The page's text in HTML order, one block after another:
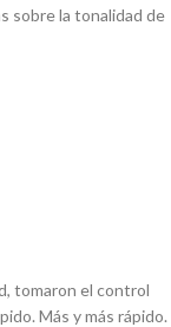
sobre la tonalidad de
tomaron el control
Más y más rápido.